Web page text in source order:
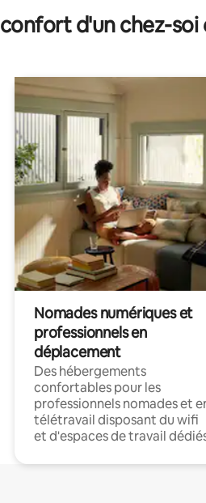
d'un chez-
Nomades numériques et
professionnels en
déplacement
Des hébergements
confortables pour les
professionnels nomades et
télétravail disposant du wifi
et d'espaces de travail